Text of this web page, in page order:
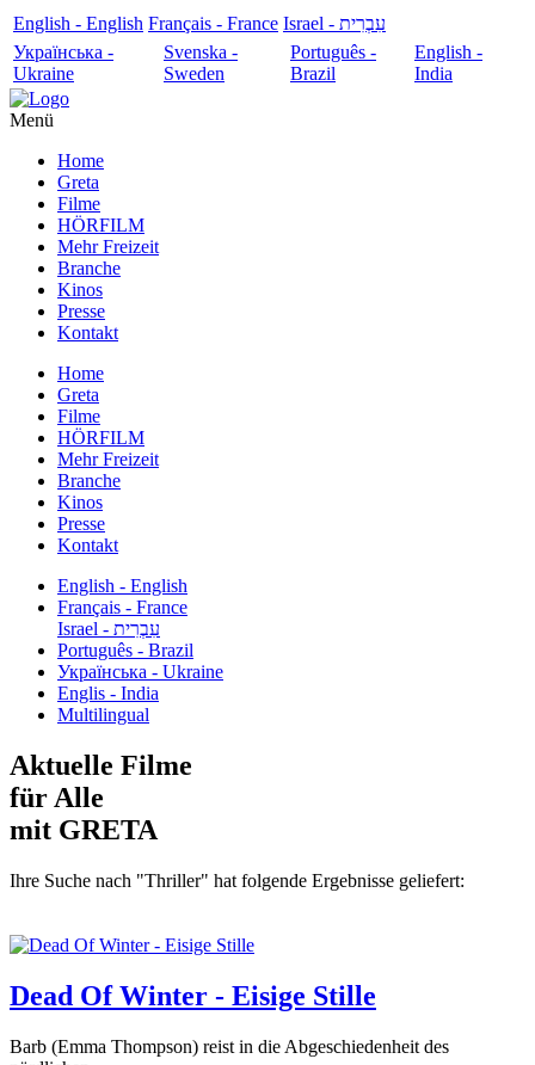
English - English Français - France
עִבְרִית - Israel
Українська -
Ukraine
Svenska -
Sweden
Português -
Brazil
English -
India
Menü
Home
Greta
Filme
HÖRFILM
Mehr Freizeit
Branche
Kinos
Presse
Kontakt
Home
Greta
Filme
HÖRFILM
Mehr Freizeit
Branche
Kinos
Presse
Kontakt
English - English
Français - France
עִבְרִית - Israel
Português - Brazil
Українська - Ukraine
Englis - India
Multilingual
Aktuelle Filme
für Alle
mit GRETA
Ihre Suche nach "Thriller" hat folgende Ergebnisse geliefert:
Dead Of Winter - Eisige Stille
Barb (Emma Thompson) reist in die Abgeschiedenheit des